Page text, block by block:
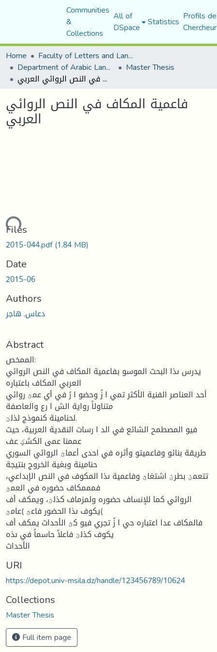
Communities
&
Collections
All of
DSpace Statistics Profils
Home
Faculty of Letters and Languages
Department of Arabic Language and Literature Master Thesis
فاعمية المكاف في النص الروائي العربي
فاعمية المكاف في النص الروائي
العربي
Files
2015-044.pdf(1.84 MB)
Date
2015-06
Authors
دعاس, هاجر
Abstract
الممخص:
يدرس ىذا البحث الموسو بفاعمية المكاف في النص الروائي
العربي المكاف باعتباره
أحد العناصر الفنية الأكثر تمي ا زً وحضو ا رً في أي عمؿ روائي
متناولاً رواية الش ا رع والعاصفة
لحنامينة كنموذج لذلؾ.
فيو المصطمح الشائع في الد ا رسات النقدية العربية، حيث
عممنا عمى الكشؼ عف
طريقة بنائو وفاعميتو وأثره في احدى أعماؿ الروائي السوري
حنامينة وبغية الخروج بنتيجة
تتعمؽ بطرؽ اشتغاؿ وفاعمية ىذا المكوف في النص الإبداعي،
فمممكاف حضوره في العمؿ
الروائي كما للإنساف حضوره ولمزماف كذلؾ، ويمكف أف
يكوف ىذا الحضور فاعؿ )عامؿ(
فالمكاف عدا اعتباره حي ا زً تجري فيو كؿ الأحداث يمكف أف
يكوف كذلؾ فاعلاً حاسماً في ىذه
الأحداث
URI
https://depot.univ-msila.dz/handle/123456789/10624
Collections
Master Thesis
Full item page